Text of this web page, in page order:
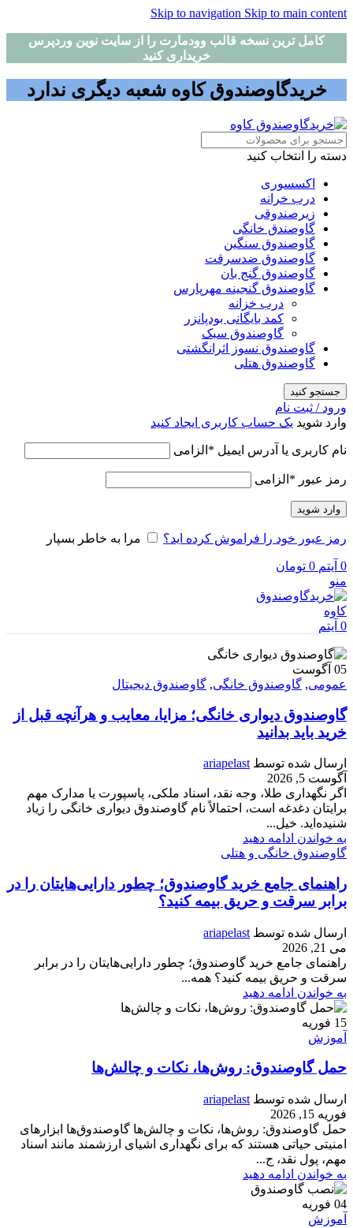
Skip to navigation Skip to main content
کامل ترین نسخه قالب وودمارت را از سایت نوین وردپرس
خریداری کنید
خریدگاوصندوق کاوه شعبه دیگری ندارد
دسته را انتخاب کنید
اکسسوری
درب خرانه
زیرصندوقی
گاوصندق خانگی
گاوصندوق سنگین
گاوصندوق ضدسرقت
گاوصندوق گنج بان
گاوصندوق گنجینه مهرپارس
درب خزانه
کمد بایگانی بودپانزر
گاوصندوق سبک
گاوصندوق نسوز اثرانگشتی
گاوصندوق هتلی
جستجو کنید
ورود / ثبت نام
وارد شوید یک حساب کاربری ایجاد کنید
نام کاربری یا آدرس ایمیل * الزامی
رمز عبور * الزامی
وارد شوید
رمز عبور خود را فراموش کرده اید؟ مرا به خاطر بسپار
0 آیتم 0 تومان
منو
0 آیتم
05 آگوست
عمومی, گاوصندوق خانگی, گاوصندوق دیجیتال
گاوصندوق دیواری خانگی؛ مزایا، معایب و هرآنچه قبل از
خرید باید بدانید
ارسال شده توسط ariapelast
آگوست 5, 2026
اگر نگهداری طلا، وجه نقد، اسناد ملکی، پاسپورت یا مدارک مهم
برایتان دغدغه است، احتمالاً نام گاوصندوق دیواری خانگی را زیاد
شنیده‌اید. خیل...
به خواندن ادامه دهید
گاوصندوق خانگی و هتلی
راهنمای جامع خرید گاوصندوق؛ چطور دارایی‌هایتان را در
برابر سرقت و حریق بیمه کنید؟
ارسال شده توسط ariapelast
می 21, 2026
راهنمای جامع خرید گاوصندوق؛ چطور دارایی‌هایتان را در برابر
سرقت و حریق بیمه کنید؟ همه...
به خواندن ادامه دهید
15 فوریه
آموزش
حمل گاوصندوق: روش‌ها، نکات و چالش‌ها
ارسال شده توسط ariapelast
فوریه 15, 2026
حمل گاوصندوق: روش‌ها، نکات و چالش‌ها گاوصندوق‌ها ابزارهای
امنیتی حیاتی هستند که برای نگهداری اشیای ارزشمند مانند اسناد
مهم، پول نقد، ج...
به خواندن ادامه دهید
04 فوریه
آموزش